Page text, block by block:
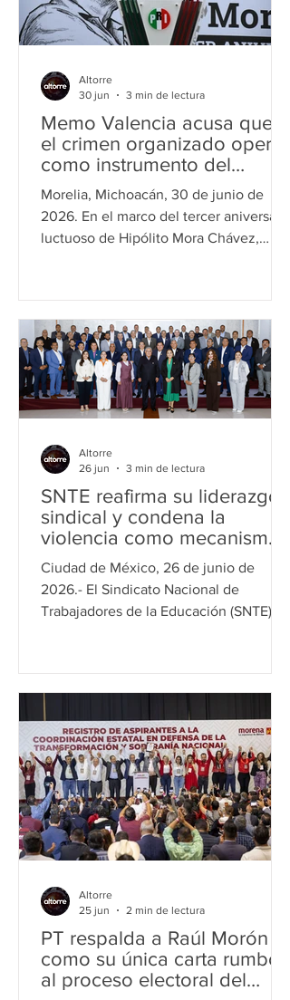
el dirigente estatal del PRI, Guillermo
"Memo
Memo Valencia acusa que
el crimen organizado opera
como instrumento del
Estado para infundir miedo
en la población
Morelia, Michoacán, 30 de junio de
2026. En el marco del tercer aniversario
luctuoso de Hipólito Mora Chávez,
mejor conocida como La Ruana, el
dirigente estatal del PRI en Michoacán,
Guillermo "Memo" Valencia Reyes,
lanzó una de las acusaciones más
severas en contra de los gobiernos
federal y estatal al afirmar que el
"un instrumento del Estado" para
mantener a
Altorre
30 jun
3 min de lectura
SNTE reafirma su liderazgo
sindical y condena la
violencia como mecanismo
de presión
Ciudad de México, 26 de junio de
2026.- El Sindicato Nacional de
Trabajadores de la Educación (SNTE),
Sindical, emitió un posicionamiento
dirigido al Gobierno de la República, a
los trabajadores de la educación y al
pueblo de México, en el que rechazó
de manera categórica cualquier forma
de radicalismo, violencia, provocación,
chantaje o extorsión como métodos de
presión para la obtención de demandas
laboral
Altorre
26 jun
3 min de lectura
PT respalda a Raúl Morón
como su única carta rumbo
al proceso electoral del
Altorre
25 jun
2 min de lectura